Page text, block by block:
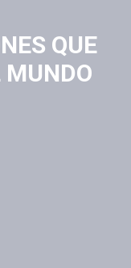
QUE
MUNDO